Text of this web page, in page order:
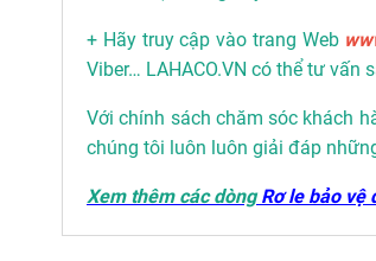
+ Hãy truy cập vào trang Web
Viber… LAHACO.VN có thể tư vấn
Với chính sách chăm sóc khách
chúng tôi luôn luôn giải đáp
Xem thêm các dòngRơ le bảo vệ